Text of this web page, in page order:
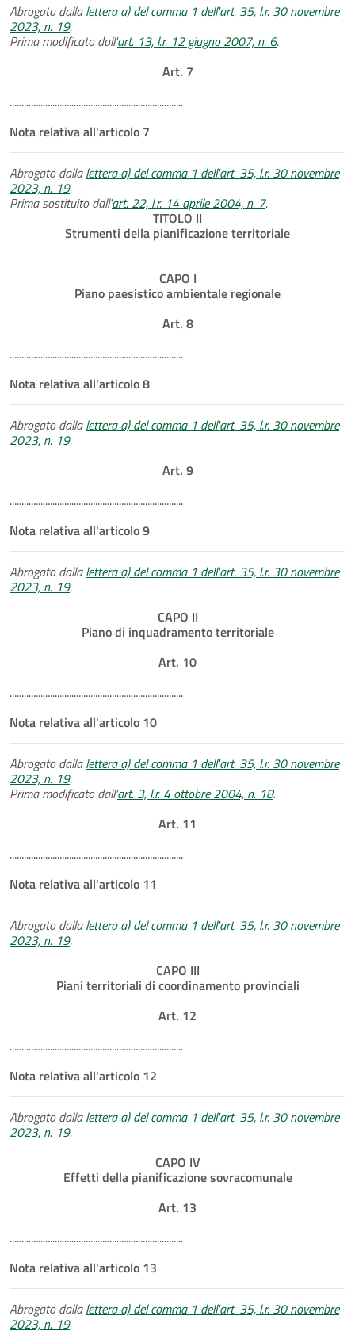
Abrogato dallalettera a) del comma 1 dell'art. 35, l.r. 30 novembre
2023, n. 19.
Prima modificato dall'art. 13, l.r. 12 giugno 2007, n. 6.
Art. 7
.........................................................................
Nota relativa all'articolo 7
Abrogato dallalettera a) del comma 1 dell'art. 35, l.r. 30 novembre
2023, n. 19.
Prima sostituito dall'art. 22, l.r. 14 aprile 2004, n. 7.
TITOLO II
Strumenti della pianificazione territoriale
CAPO I
Piano paesistico ambientale regionale
Art. 8
.........................................................................
Nota relativa all'articolo 8
Abrogato dallalettera a) del comma 1 dell'art. 35, l.r. 30 novembre
2023, n. 19.
Art. 9
.........................................................................
Nota relativa all'articolo 9
Abrogato dallalettera a) del comma 1 dell'art. 35, l.r. 30 novembre
2023, n. 19.
CAPO II
Piano di inquadramento territoriale
Art. 10
.........................................................................
Nota relativa all'articolo 10
Abrogato dallalettera a) del comma 1 dell'art. 35, l.r. 30 novembre
2023, n. 19.
Prima modificato dall'art. 3, l.r. 4 ottobre 2004, n. 18.
Art. 11
.........................................................................
Nota relativa all'articolo 11
Abrogato dallalettera a) del comma 1 dell'art. 35, l.r. 30 novembre
2023, n. 19.
CAPO III
Piani territoriali di coordinamento provinciali
Art. 12
.........................................................................
Nota relativa all'articolo 12
Abrogato dallalettera a) del comma 1 dell'art. 35, l.r. 30 novembre
2023, n. 19.
CAPO IV
Effetti della pianificazione sovracomunale
Art. 13
.........................................................................
Nota relativa all'articolo 13
Abrogato dallalettera a) del comma 1 dell'art. 35, l.r. 30 novembre
2023, n. 19.